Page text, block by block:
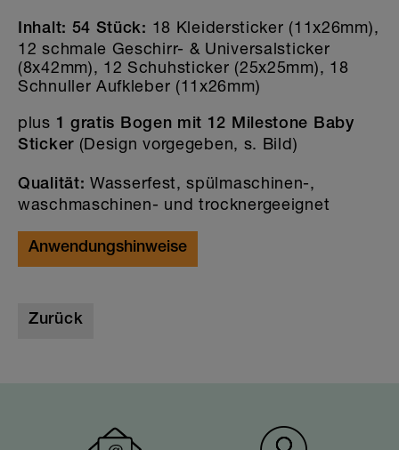
Inhalt: 54 Stück: 18 Kleidersticker (11x26mm),
12 schmale Geschirr- & Universalsticker
(8x42mm), 12 Schuhsticker (25x25mm), 18
Schnuller Aufkleber (11x26mm)
plus 1 gratis Bogen mit 12 Milestone Baby
Sticker(Design vorgegeben, s. Bild)
Qualität: Wasserfest, spülmaschinen-,
waschmaschinen- und trocknergeeignet
Anwendungshinweise
Zurück